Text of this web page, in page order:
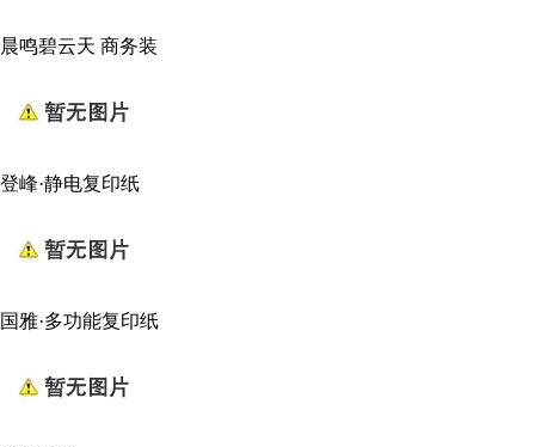
晨鸣碧云天 商务装
登峰·静电复印纸
国雅·多功能复印纸